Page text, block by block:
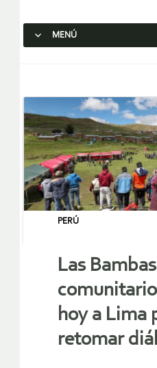
MENÚ
PERÚ
Las
hoy a Lima
retomar